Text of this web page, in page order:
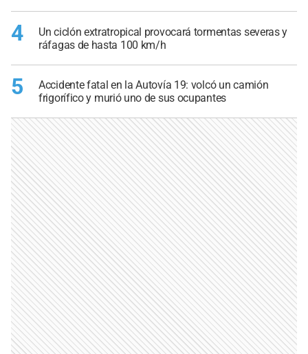
4
Un ciclón extratropical provocará tormentas severas y
ráfagas de hasta 100 km/h
5
Accidente fatal en la Autovía 19: volcó un camión
frigorífico y murió uno de sus ocupantes